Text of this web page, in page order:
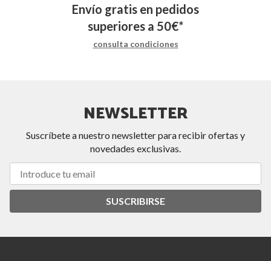
Envío gratis en pedidos
superiores a 50€*
consulta condiciones
NEWSLETTER
Suscríbete a nuestro newsletter para recibir ofertas y
novedades exclusivas.
SUSCRIBIRSE